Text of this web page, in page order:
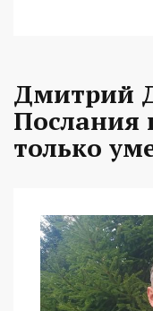
Дмитрий
Послания
только